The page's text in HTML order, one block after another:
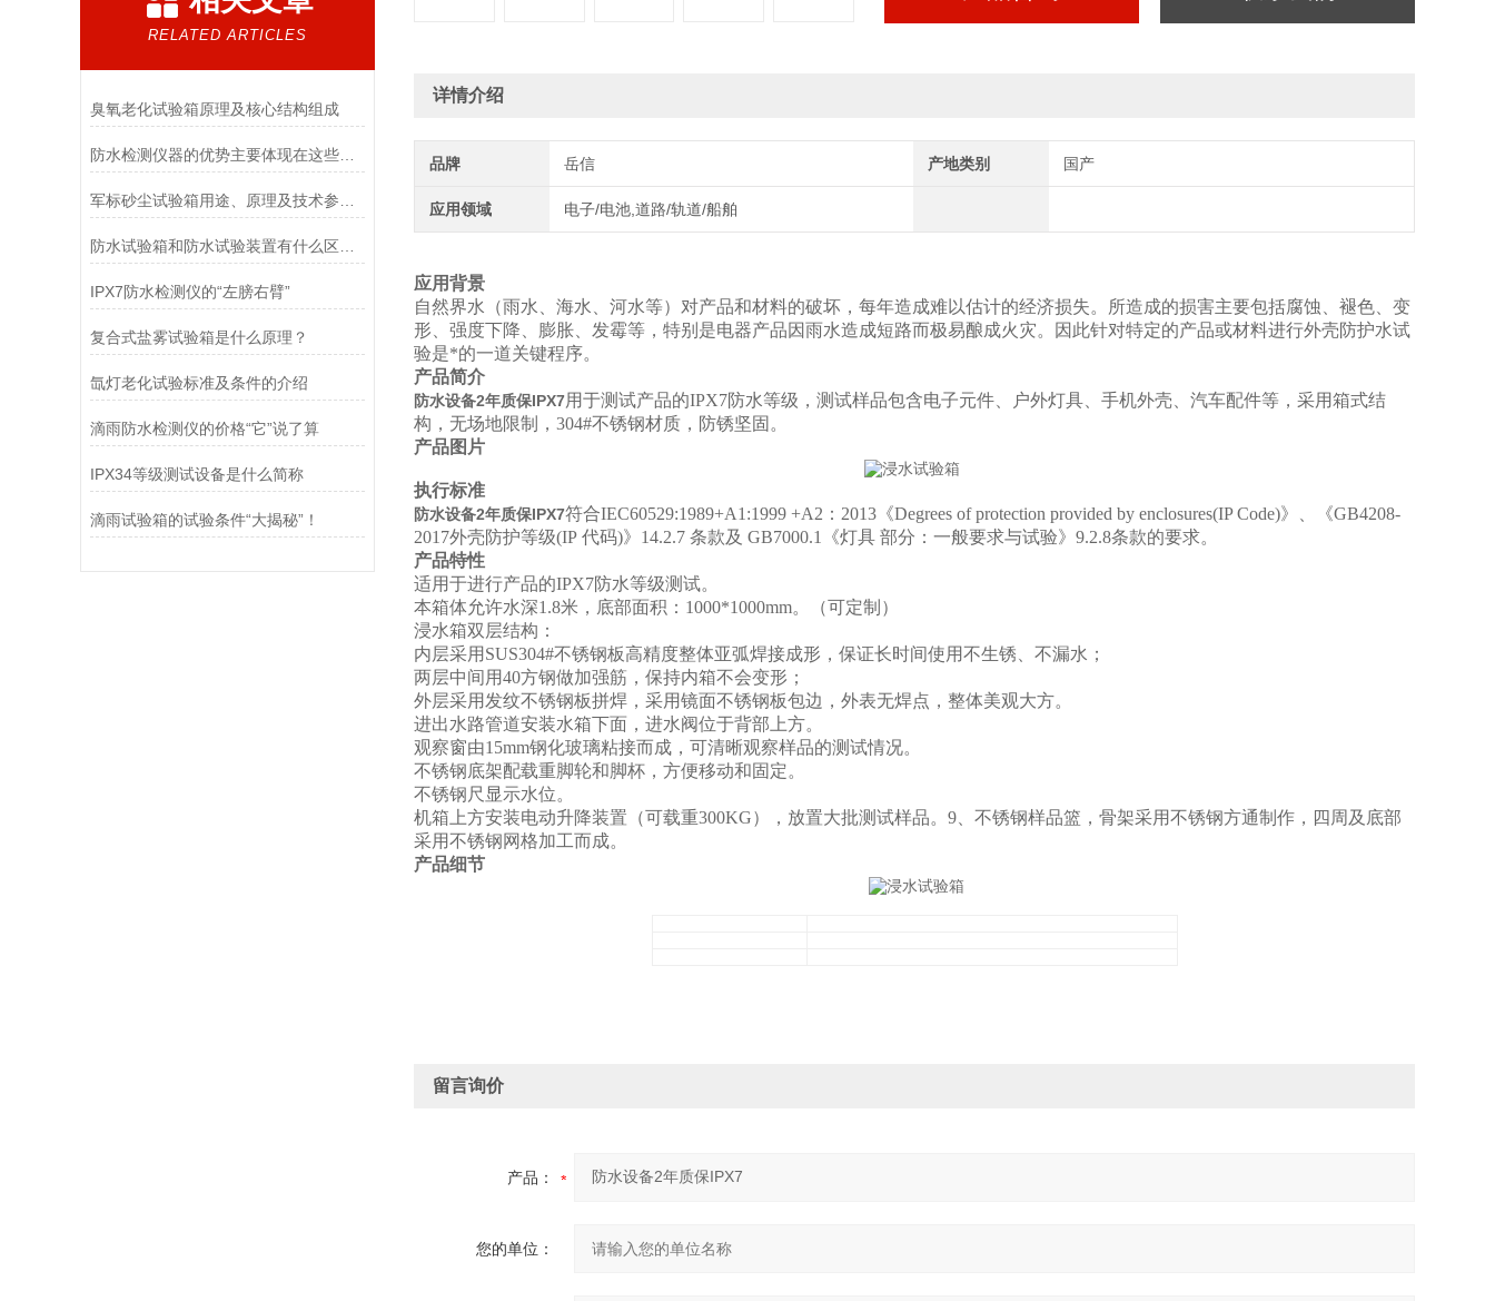
RELATED ARTICLES
臭氧老化试验箱原理及核心结构组成
防水检测仪器的优势主要体现在这些方面！
IPX7防水检测仪的“左膀右臂”
复合式盐雾试验箱是什么原理？
氙灯老化试验标准及条件的介绍
滴雨防水检测仪的价格“它”说了算
IPX34等级测试设备是什么简称
滴雨试验箱的试验条件“大揭秘”！
详情介绍
品牌 岳信 产地类别 国产
应用领域 电子/电池,道路/轨道/船舶
应用背景
自然界水（雨水、海水、河水等）对产品和材料的破坏，每年造成难以估计的经济损失。所造成的损害主要包括腐蚀、褪色、变
形、强度下降、膨胀、发霉等，特别是电器产品因雨水造成短路而极易酿成火灾。因此针对特定的产品或材料进行外壳防护水试
验是*的一道关键程序。
产品简介
防水设备2年质保IPX7用于测试产品的IPX7防水等级，测试样品包含电子元件、户外灯具、手机外壳、汽车配件等，采用箱式结
构，无场地限制，304#不锈钢材质，防锈坚固。
产品图片
执行标准
防水设备2年质保IPX7符合IEC60529:1989+A1:1999 +A2：2013《Degrees of protection provided by enclosures(IP Code)》、《GB4208-
2017外壳防护等级(IP 代码)》 14.2.7 条款及 GB7000.1 《灯具 部分：一般要求与试验》 9.2.8条款的要求。
产品特性
适用于进行产品的IPX7防水等级测试。
本箱体允许水深1.8米，底部面积：1000*1000mm。（可定制）
浸水箱双层结构：
内层采用SUS304#不锈钢板高精度整体亚弧焊接成形，保证长时间使用不生锈、不漏水；
两层中间用40方钢做加强筋，保持内箱不会变形；
外层采用发纹不锈钢板拼焊，采用镜面不锈钢板包边，外表无焊点，整体美观大方。
进出水路管道安装水箱下面，进水阀位于背部上方。
观察窗由15mm钢化玻璃粘接而成，可清晰观察样品的测试情况。
不锈钢底架配载重脚轮和脚杯，方便移动和固定。
不锈钢尺显示水位。
机箱上方安装电动升降装置（可载重300KG），放置大批测试样品。9、不锈钢样品篮，骨架采用不锈钢方通制作，四周及底部
采用不锈钢网格加工而成。
产品细节
留言询价
产品：
您的单位：